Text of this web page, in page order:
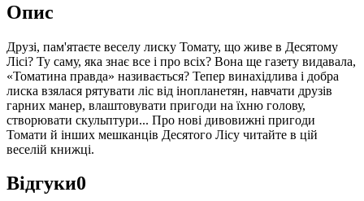
Опис
Друзі, пам'ятаєте веселу лиску Томату, що живе в Десятому
Лісі? Ту саму, яка знає все і про всіх? Вона ще газету видавала,
«Томатина правда» називається? Тепер винахідлива і добра
лиска взялася рятувати ліс від інопланетян, навчати друзів
гарних манер, влаштовувати пригоди на їхню голову,
створювати скульптури... Про нові дивовижні пригоди
Томати й інших мешканців Десятого Лісу читайте в цій
веселій книжці.
Відгуки0